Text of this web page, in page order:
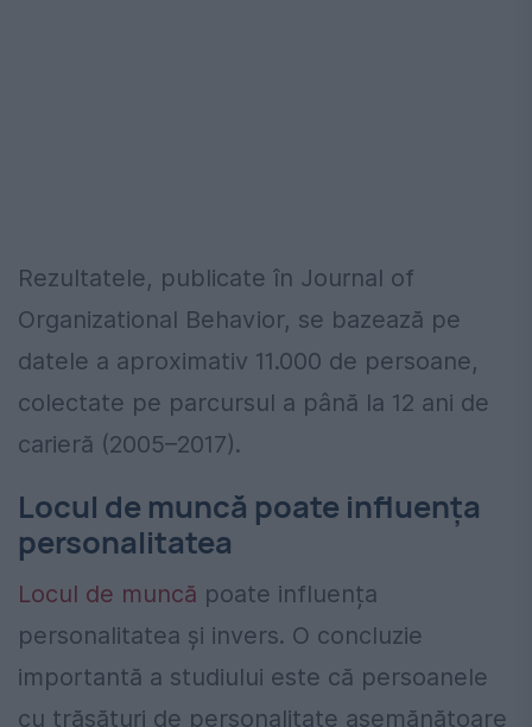
Rezultatele, publicate în Journal of
Organizational Behavior, se bazează pe
datele a aproximativ 11.000 de persoane,
colectate pe parcursul a până la 12 ani de
carieră (2005–2017).
Locul de muncă poate influența
personalitatea
Locul de muncă poate influența
personalitatea și invers. O concluzie
importantă a studiului este că persoanele
cu trăsături de personalitate asemănătoare